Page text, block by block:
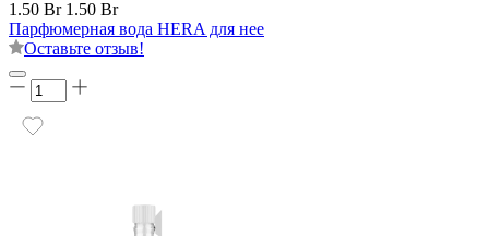
1.50 Br 1.50 Br
Парфюмерная вода HERA для нее
Оставьте отзыв!